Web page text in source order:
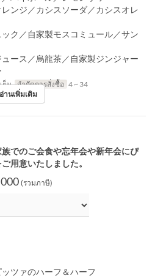
ンジ／カシスソーダ／カシスオレ
ク／自家製モスコミュール／サン
ース／烏龍茶／自家製ジンジャー
ย็น จำกัดการสั่งซื้อ 4 ~ 34
อ่านเพิ่มเติม
でのご会食や忘年会や新年会にぴ
用意いたしました。
(รวมภาษี)
ツァのハーフ＆ハーフ